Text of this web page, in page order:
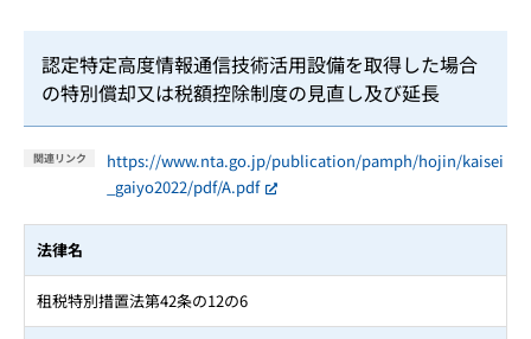
認定特定高度情報通信技術活用設備を取得した場合
の特別償却又は税額控除制度の見直し及び延長
関連リンク
https://www.nta.go.jp/publication/pamph/hojin/kaisei
_gaiyo2022/pdf/A.pdf
法律名
租税特別措置法第42条の12の6